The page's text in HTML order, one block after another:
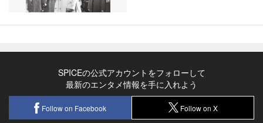
SPICEの公式アカウントをフォローして
最新のエンタメ情報を手に入れよう
Follow on Facebook Follow on X